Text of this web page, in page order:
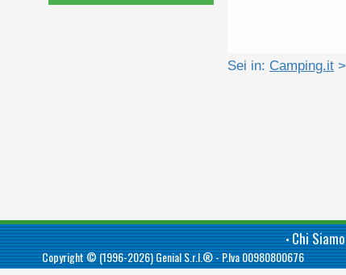
Sei in: Camping.it >
•Chi Siamo
Copyright © (1996-2026)Genial S.r.l.®- P.Iva 00980800676